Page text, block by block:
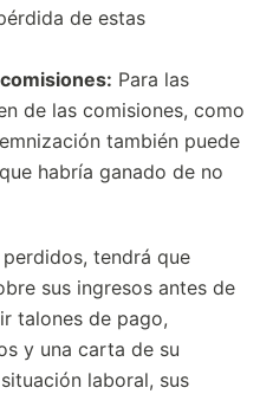
de estas
Para las
de las comisiones, como
también puede
habría ganado de no
tendrá que
sus ingresos antes de
talones de pago,
y una carta de su
laboral, sus